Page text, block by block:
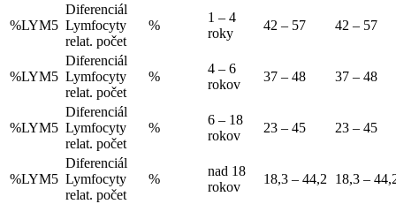
%LYM5
Diferenciál
Lymfocyty
relat. počet
%
1 – 4
roky
42 – 57 42 – 57
%LYM5
Diferenciál
Lymfocyty
relat. počet
%
4 – 6
rokov
37 – 48 37 – 48
%LYM5
Diferenciál
Lymfocyty
relat. počet
%
6 – 18
rokov
23 – 45 23 – 45
%LYM5
Diferenciál
Lymfocyty
relat. počet
%
nad 18
rokov
18,3 – 44,2 18,3 –